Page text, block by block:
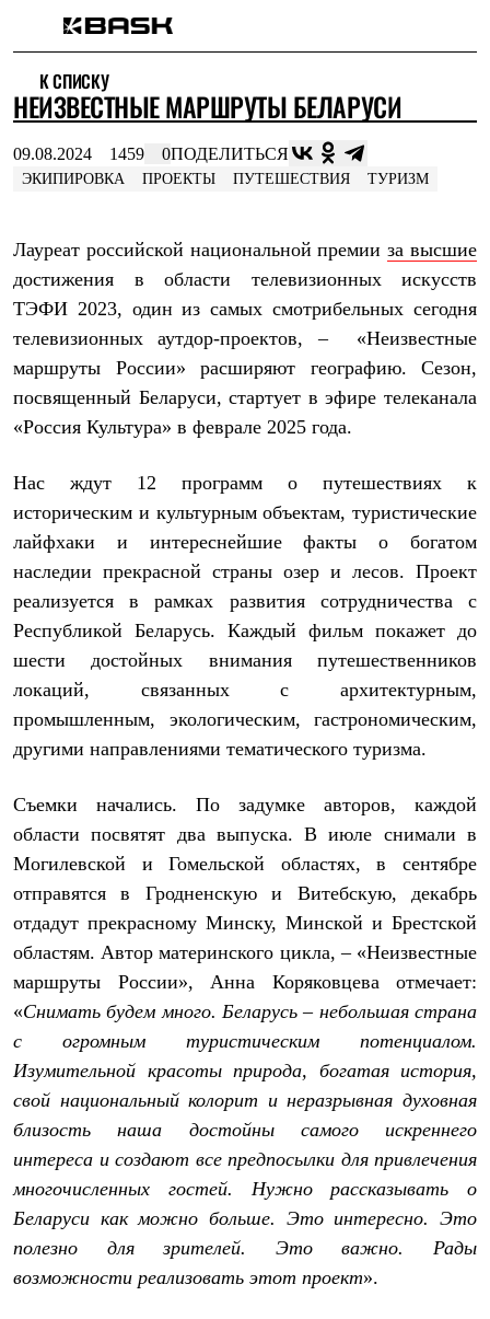
Интернет-магазин
Мужская одежда
Утепленная пухом
Куртки
Брюки
Жилеты
Куртки
Штормовая одежда
Куртки
Брюки
Куртки
Брюки
Куртки
Жилеты
Термобелье
Теплое термобелье
Среднее термобелье
Лёгкая одежда
Футболки
Рубашки
Толстовки
Брюки
Шорты
Утепленная пухом
Куртки
Утепленная синтетикой
Куртки
Штормовая одежда
Куртки
Куртки
Брюки
Лёгкая одежда
Рубашки
Футболки
Толстовки
Брюки
Термобелье
Теплое термобелье
Среднее термобелье
Флисовая одежда
Куртки
Детская одежда
Утепленная пухом
Куртки
К СПИСКУ
НЕИЗВЕСТНЫЕ МАРШРУТЫ БЕЛАРУСИ
09.08.2024 1459 0ПОДЕЛИТЬСЯ
ЭКИПИРОВКА ПРОЕКТЫ ПУТЕШЕСТВИЯ ТУРИЗМ
Лауреат российской национальной премииза высшие
достижения в области телевизионных искусств
ТЭФИ 2023, один из самых смотрибельных сегодня
телевизионных аутдор-проектов, – «Неизвестные
маршруты России» расширяют географию. Сезон,
посвященный Беларуси, стартует в эфире телеканала
«Россия Культура» в феврале 2025 года.
Нас ждут 12 программ о путешествиях к
историческим и культурным объектам, туристические
лайфхаки и интереснейшие факты о богатом
наследии прекрасной страны озер и лесов. Проект
реализуется в рамках развития сотрудничества с
Республикой Беларусь. Каждый фильм покажет до
шести достойных внимания путешественников
локаций, связанных с архитектурным,
промышленным, экологическим, гастрономическим,
другими направлениями тематического туризма.
Съемки начались. По задумке авторов, каждой
области посвятят два выпуска. В июле снимали в
Могилевской и Гомельской областях, в сентябре
отправятся в Гродненскую и Витебскую, декабрь
отдадут прекрасному Минску, Минской и Брестской
областям. Автор материнского цикла, – «Неизвестные
маршруты России», Анна Коряковцева отмечает:
«Снимать будем много. Беларусь – небольшая страна
с огромным туристическим потенциалом.
Изумительной красоты природа, богатая история,
свой национальный колорит и неразрывная духовная
близость наша достойны самого искреннего
интереса и создают все предпосылки для привлечения
многочисленных гостей. Нужно рассказывать о
Беларуси как можно больше. Это интересно. Это
полезно для зрителей. Это важно. Рады
возможности реализовать этот проект».